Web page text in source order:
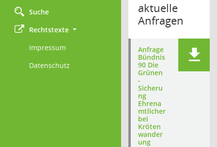
Suche
Rechtstexte
Impressum
Datenschutz
aktuelle
Anfragen
Anfrage
Bündnis
90 Die
Grünen
-
Sicheru
ng
Ehrena
mtlicher
bei
Kröten
wander
ung